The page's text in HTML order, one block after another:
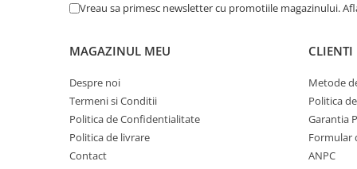
Vreau sa primesc newsletter cu promotiile magazinului.
MAGAZINUL MEU
Despre noi
Termeni si Conditii
Politica de Confidentialitate
Politica de livrare
Contact
CLIENTI
Metode
Politica
Garantia
Formular
ANPC